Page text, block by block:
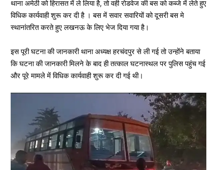
थाना अमेठी को हिरासत में ले लिया है, तो वही रोडवेज की बस को कब्जे में लेते हुए
विधिक कार्यवाही शुरू कर दी है । बस में सवार सवारियों को दूसरी बस मे
स्थानांतरित करते हुए लखनऊ के लिए भेज दिया गया है।
इस पूरी घटना की जानकारी थाना अध्यक्ष हरचंदपुर से ली गई तो उन्होंने बताया
कि घटना की जानकारी मिलने के बाद ही तत्काल घटनास्थल पर पुलिस पहुंच गई
और पूरे मामले में विधिक कार्यवाही शुरू कर दी गई थी।